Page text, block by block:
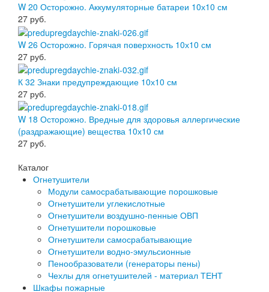
W 20 Осторожно. Аккумуляторные батареи 10х10 см
27 руб.
W 26 Осторожно. Горячая поверхность 10х10 см
27 руб.
К 32 Знаки предупреждающие 10х10 см
27 руб.
W 18 Осторожно. Вредные для здоровья аллергические
(раздражающие) вещества 10х10 см
27 руб.
Каталог
Огнетушители
Модули самосрабатывающие порошковые
Огнетушители углекислотные
Огнетушители воздушно-пенные ОВП
Огнетушители порошковые
Огнетушители самосрабатывающие
Огнетушители водно-эмульсионные
Пенообразователи (генераторы пены)
Чехлы для огнетушителей - материал ТЕНТ
Шкафы пожарные